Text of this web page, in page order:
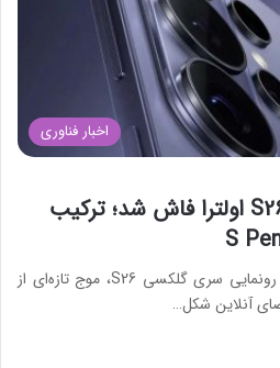
اخبار فناوری
تصویر رسمی گلکسی S26 اولترا فاش شد؛ ترکیب
با نزدیک‌شدن به زمان احتمالی رونمایی سری گلکسی S26، موج تازه‌ای از
آنلاین شکل…